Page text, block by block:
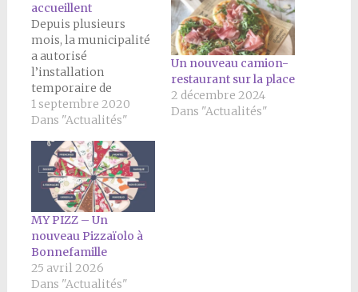
accueillent
Depuis plusieurs
mois, la municipalité
a autorisé
l’installation
temporaire de
commerces
ambulants sur la
vient dynamiser la vie
du centre-village, en
complément de
l’Auberge
Dauphinoise. À partir
du 5 septembre, un
nouveau camion à
pizzas de Monsieur
CHARLON va assurer
1 septembre 2020
Dans "Actualités"
Un nouveau camion-
restaurant sur la place
2 décembre 2024
Dans "Actualités"
MY PIZZ – Un
nouveau Pizzaïolo à
Bonnefamille
25 avril 2026
Dans "Actualités"